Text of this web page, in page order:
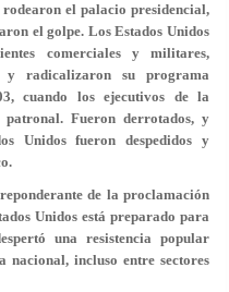
el palacio presidencial,
el golpe. Los Estados Unidos
comerciales y militares,
y radicalizaron su programa
cuando los ejecutivos de la
Fueron derrotados, y
Unidos fueron despedidos y
de la proclamación
Unidos está preparado para
una resistencia popular
nacional, incluso entre sectores